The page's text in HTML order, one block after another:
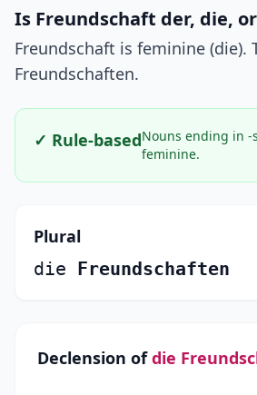
Is Freundschaft der, die,
Freundschaft is feminine (die).
Freundschaften.
✓ Rule-basedNouns ending in -
feminine.
Plural
die Freundschaften
Declension ofdie